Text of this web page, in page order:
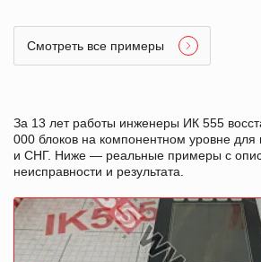
Смотреть все примеры
За 13 лет работы инженеры ИК 555
000 блоков на компонентном уровне для
и СНГ. Ниже — реальные примеры с
неисправности и результата.